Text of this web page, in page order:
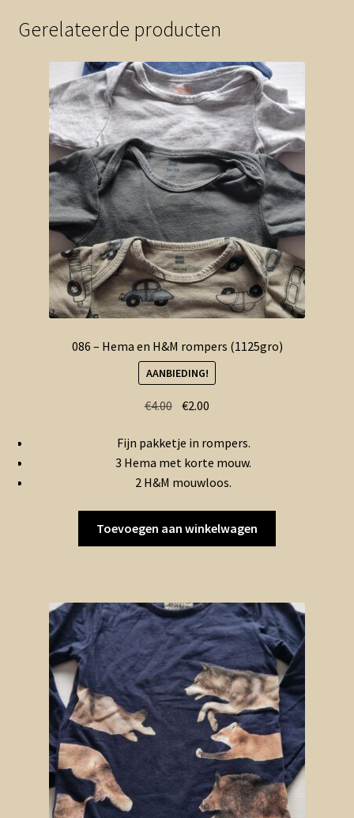
Gerelateerde producten
086 – Hema en H&M rompers (1125gro)
AANBIEDING!
€4.00 Oorspronkelijke
was:
€4.00.
€2.00
is:
€2.00.
Fijn pakketje in rompers.
3 Hema met korte mouw.
2 H&M mouwloos.
Toevoegen aan winkelwagen